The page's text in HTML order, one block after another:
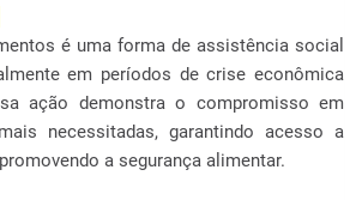
é uma forma de assistência social
em períodos de crise econômica
ação demonstra o compromisso em
necessitadas, garantindo acesso a
a segurança alimentar.